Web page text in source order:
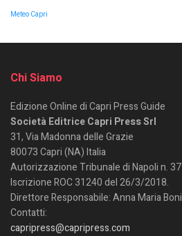
Meteo Capri
Chi Siamo
Edizione Online di Capri Press Guide
Società Editrice Capri Press Srl
31, Via Madonna delle Grazie
80073 Capri (NA) Italia
Autorizzazione Tribunale di Napoli n. 37
Iscrizione ROC 31240 del 26/3/2018.
Direttore Responsabile: Anna Maria
Contatti:
capripress@capripress.com